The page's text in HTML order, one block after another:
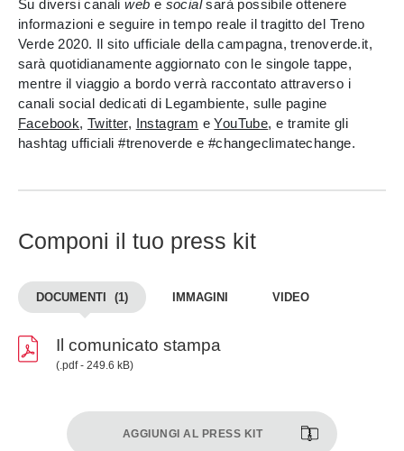
Su diversi canaliweb e socialsarà possibile ottenere
informazioni e seguire in tempo reale il tragitto del Treno
Verde 2020. Il sito ufficiale della campagna, trenoverde.it,
sarà quotidianamente aggiornato con le singole tappe,
mentre il viaggio a bordo verrà raccontato attraverso i
canali social dedicati di Legambiente, sulle pagine
Facebook,Twitter, Instagram eYouTube, e tramite gli
hashtag ufficiali #trenoverde e #changeclimatechange.
Componi il tuo press kit
DOCUMENTI (1) IMMAGINI VIDEO
Il comunicato stampa
(.pdf - 249.6 kB)
AGGIUNGI AL PRESS KIT